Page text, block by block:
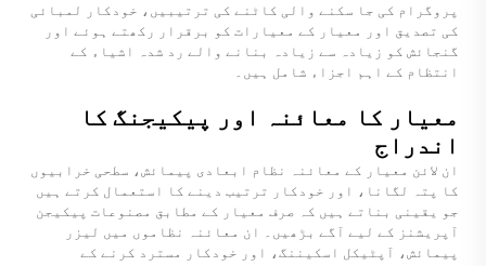
پروگرام کی جا سکنے والی کاٹنے کی ترتیبیں، خودکار لمبائی
کی تصدیق اور معیار کے معیارات کو برقرار رکھتے ہوئے اور
گنجائش کو زیادہ سے زیادہ بنانے والے رد شدہ اشیاء کے
انتظام کے اہم اجزاء شامل ہیں۔
معیار کا معائنہ اور پیکیجنگ کا
اندراج
ان لائن معیار کے معائنہ نظام ابعادی پیمائش، سطحی خرابیوں
کا پتہ لگانا، اور خودکار ترتیب دینے کا استعمال کرتے ہیں
جو یقینی بناتے ہیں کہ صرف معیار کے مطابق مصنوعات پیکیجن
آپریشنز کے لیے آگے بڑھیں۔ ان معائنہ نظاموں میں لیزر
پیمائش، آپٹیکل اسکیننگ، اور خودکار مسترد کرنے کے